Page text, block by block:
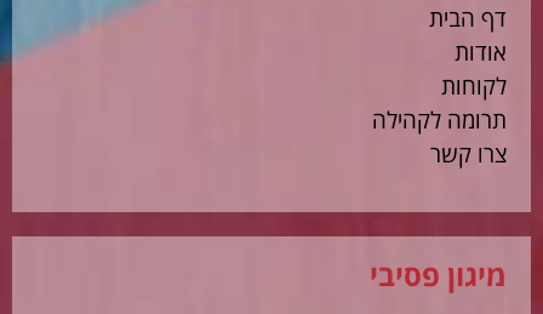
דף הבית
אודות
לקוחות
תרומה לקהילה
צרו קשר
מיגון פסיבי